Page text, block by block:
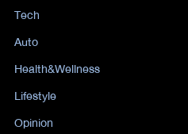
Tech
Auto
Health&Wellness
Lifestyle
Opinion